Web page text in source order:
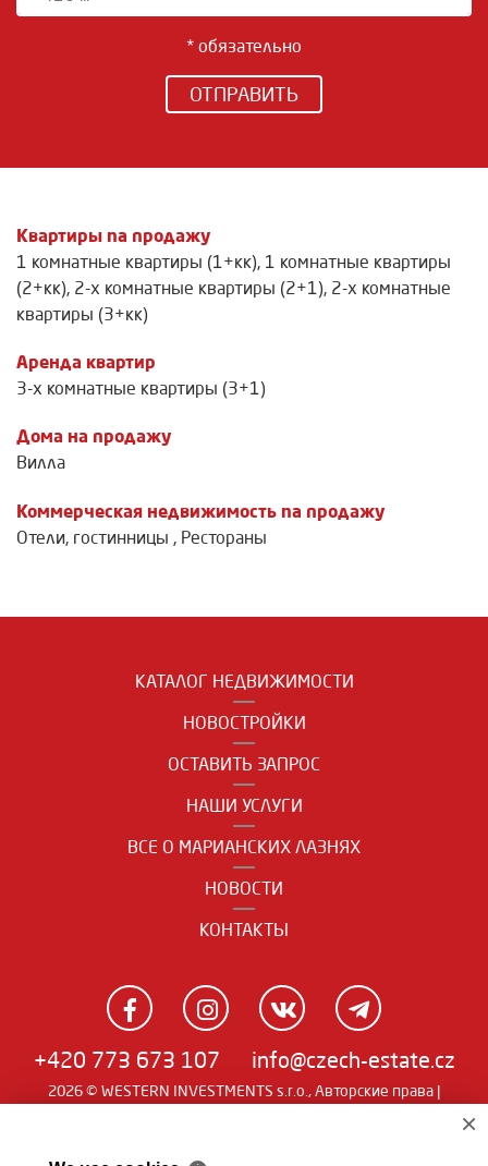
* обязательно
ОТПРАВИТЬ
Квартиры na продажу
1 комнатные квартиры (1+кк), 1 комнатные квартиры
(2+кк), 2-х комнатные квартиры (2+1), 2-х комнатные
квартиры (3+кк)
Аренда квартир
3-х комнатные квартиры (3+1)
Дома на продажу
Вилла
Коммерческая недвижимость na продажу
Отели, гостинницы , Рестораны
КАТАЛОГ НЕДВИЖИМОСТИ
НОВОСТРОЙКИ
ОСТАВИТЬ ЗАПРОС
НАШИ УСЛУГИ
ВСЕ О МАРИАНСКИХ ЛАЗНЯХ
НОВОСТИ
КОНТАКТЫ
+420 773 673 107 info@czech-estate.cz
2026 © WESTERN INVESTMENTS s.r.o., Авторские права |
×